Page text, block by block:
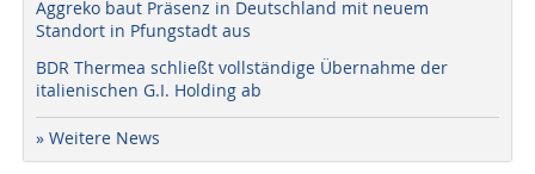
Aggreko baut Präsenz in Deutschland mit neuem
Standort in Pfungstadt aus
BDR Thermea schließt vollständige Übernahme der
italienischen G.I. Holding ab
» Weitere News